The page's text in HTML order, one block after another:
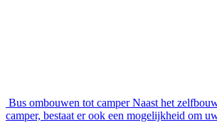
Bus ombouwen tot camperNaast het
camper, bestaat er ook een mogelijkheid om